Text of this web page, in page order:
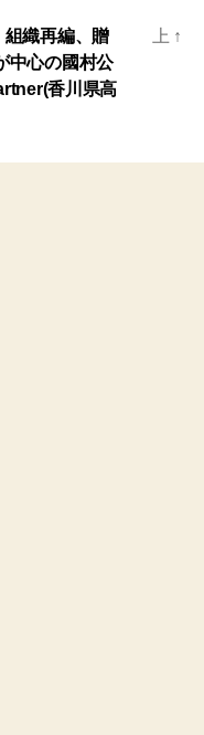
織再編、贈
中心の國村公
香川県高
上 ↑